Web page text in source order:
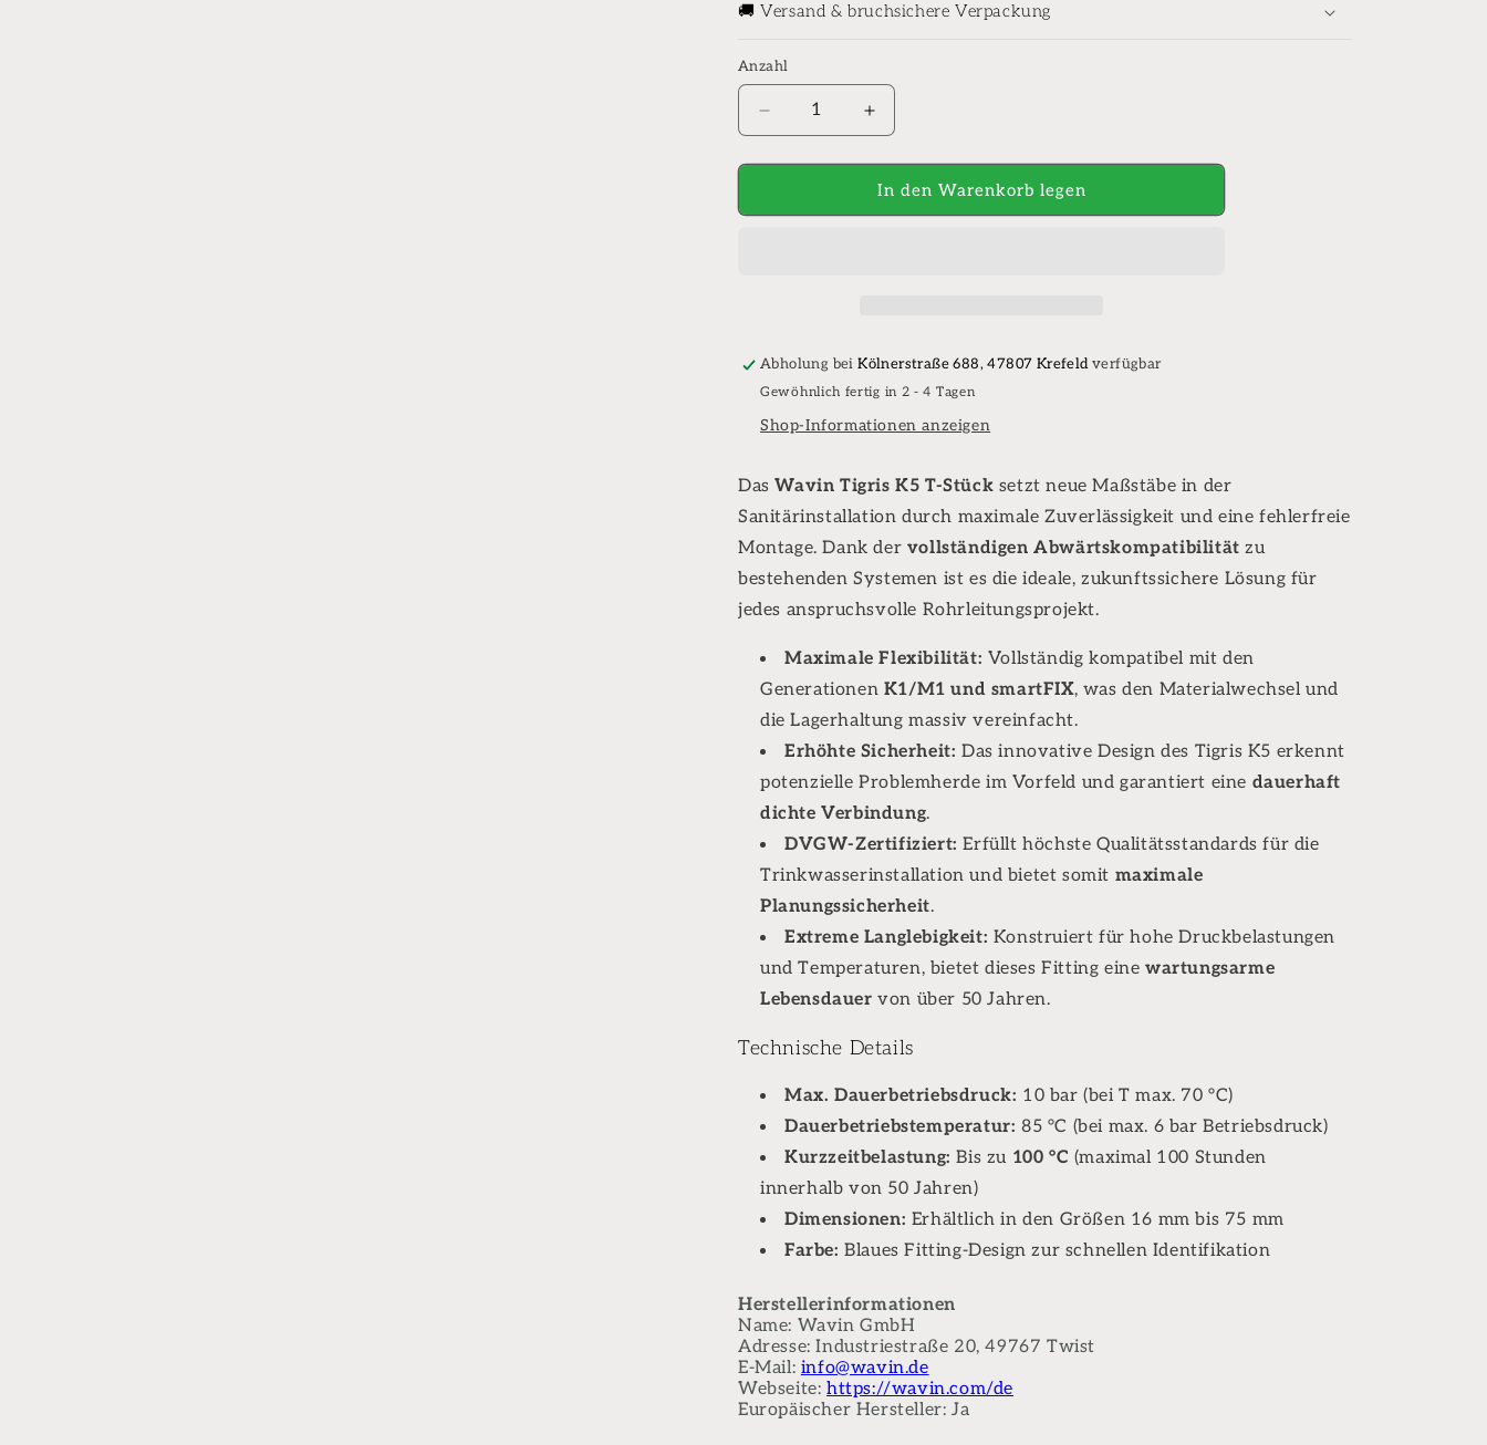
🚚 Versand & bruchsichere Verpackung
Anzahl
Anzahl
Verringere
die
Menge
Wavin
Reduziert
(DVGW)
Erhöhe
die
Menge
für
Wavin
Reduziert
(DVGW)
In den Warenkorb legen
Abholung beiKölnerstraße 688, 47807 Krefeldverfügbar
Gewöhnlich fertig in 2 - 4 Tagen
Shop-Informationen anzeigen
DasWavin Tigris K5 T-Stück setzt neue Maßstäbe in der
Sanitärinstallation durch maximale Zuverlässigkeit und eine fehlerfreie
Montage. Dank der vollständigen Abwärtskompatibilität zu
bestehenden Systemen ist es die ideale, zukunftssichere Lösung für
jedes anspruchsvolle Rohrleitungsprojekt.
Maximale Flexibilität: Vollständig kompatibel mit den
Generationen K1/M1 und smartFIX, was den Materialwechsel und
die Lagerhaltung massiv vereinfacht.
Erhöhte Sicherheit: Das innovative Design des Tigris K5 erkennt
potenzielle Problemherde im Vorfeld und garantiert eine dauerhaft
dichte Verbindung.
DVGW-Zertifiziert: Erfüllt höchste Qualitätsstandards für die
Trinkwasserinstallation und bietet somit maximale
Planungssicherheit.
Extreme Langlebigkeit: Konstruiert für hohe Druckbelastungen
und Temperaturen, bietet dieses Fitting einewartungsarme
Lebensdauer von über 50 Jahren.
Technische Details
Max. Dauerbetriebsdruck: 10 bar (bei T max. 70 °C)
Dauerbetriebstemperatur: 85 °C (bei max. 6 bar Betriebsdruck)
Kurzzeitbelastung: Bis zu 100 °C (maximal 100 Stunden
innerhalb von 50 Jahren)
Dimensionen: Erhältlich in den Größen 16 mm bis 75 mm
Farbe: Blaues Fitting-Design zur schnellen Identifikation
Herstellerinformationen
Name: Wavin GmbH
Adresse: Industriestraße 20, 49767 Twist
E-Mail: info@wavin.de
Webseite: https://wavin.com/de
Europäischer Hersteller: Ja